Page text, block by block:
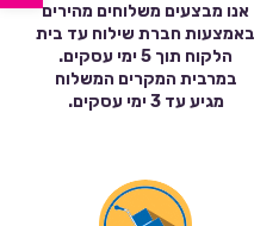
אנו מבצעים משלוחים מהירים
באמצעות חברת שילוח עד בית
הלקוח תוך 5 ימי עסקים.
במרבית המקרים המשלוח
מגיע עד 3 ימי עסקים.